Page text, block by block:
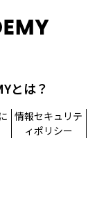
とは？
情報セキュリテ
ィポリシー